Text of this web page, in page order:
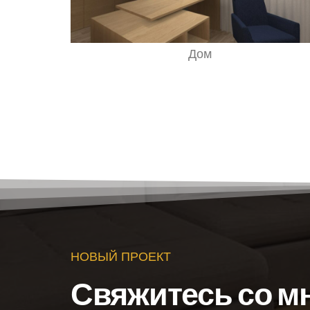
Дом
НОВЫЙ ПРОЕКТ
Свяжитесь со